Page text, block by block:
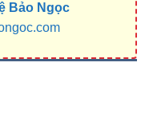
Bảo Ngọc